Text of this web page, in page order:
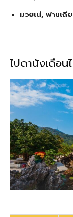
มวยเน่, ฟานเถี
ไปดานังเดือน